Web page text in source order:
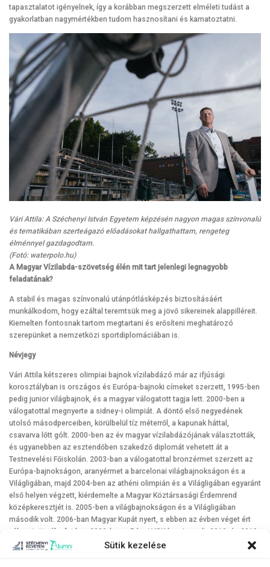
Sütik kezelése
tapasztalatot igényelnek, így a korábban megszerzett elméleti tudást a
gyakorlatban nagymértékben tudom hasznosítani és kamatoztatni.
Vári Attila: A Széchenyi István Egyetem képzésén nagyon magas színvonalú
és tematikában szerteágazó előadásokat hallgathattam, rengeteg
élménnyel gazdagodtam.
(Fotó: waterpolo.hu)
A Magyar Vízilabda-szövetség élén mit tart jelenlegi legnagyobb
feladatának?
A stabil és magas színvonalú utánpótlásképzés biztosításáért
munkálkodom, hogy ezáltal teremtsük meg a jövő sikereinek alappilléreit.
Kiemelten fontosnak tartom megtartani és erősíteni meghatározó
szerepünket a nemzetközi sportdiplomáciában is.
Névjegy
Vári Attila kétszeres olimpiai bajnok vízilabdázó már az ifjúsági
korosztályban is országos és Európa-bajnoki címeket szerzett, 1995-ben
pedig junior világbajnok, és a magyar válogatott tagja lett. 2000-ben a
válogatottal megnyerte a sidney-i olimpiát. A döntő első negyedének
utolsó másodperceiben, körülbelül tíz méterről, a kapunak háttal,
csavarva lőtt gólt. 2000-ben az év magyar vízilabdázójának választották,
és ugyanebben az esztendőben szakedző diplomát vehetett át a
Testnevelési Főiskolán. 2003-ban a válogatottal bronzérmet szerzett az
Európa-bajnokságon, aranyérmet a barcelonai világbajnokságon és a
Világligában, majd 2004-ben az athéni olimpián és a Világligában egyaránt
első helyen végzett, kiérdemelte a Magyar Köztársasági Érdemrend
középkeresztjét is. 2005-ben a világbajnokságon és a Világligában
második volt. 2006-ban Magyar Kupát nyert, s ebben az évben véget ért
válogatott pályafutása. 2009-ben a Pécsi VSK-hoz igazolt. 2010. és 2019.
között a Pécsi Sport Nonprofit Zrt. vezérigazgatója, közben 2010